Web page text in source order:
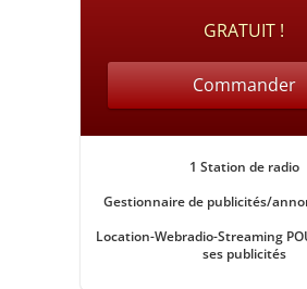
GRATUIT !
Commander
1 Station de radio
Gestionnaire de publicités/
Location-Webradio-Streaming
ses publicités